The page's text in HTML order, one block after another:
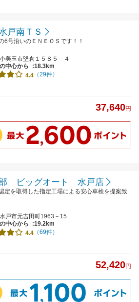
戸南ＴＳ
6号沿いのＥＮＥＯＳです！！
美玉市堅倉１５８５－４
中心から
:18.3km
4.4 （29件）
37,640円
部 ビッグオート 水戸店
定を取得した指定工場による安心車検を提案致
戸市元吉田町1963－15
中心から
:19.2km
4.4 （69件）
52,420円